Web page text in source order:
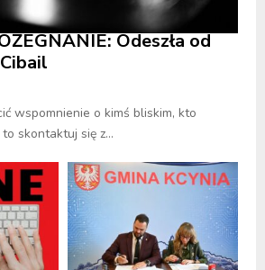
Odeszła od
wspomnienie o kimś bliskim, kto
skontaktuj się z...